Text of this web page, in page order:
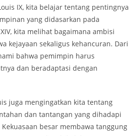
IX, kita belajar tentang pentingnya
yang didasarkan pada
kita melihat bagaimana ambisi
kejayaan sekaligus kehancuran. Dari
bahwa pemimpin harus
dan beradaptasi dengan
juga mengingatkan kita tentang
dan tantangan yang dihadapi
besar membawa tanggung